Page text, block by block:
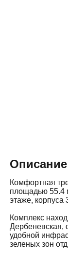
Комфортная
площадью 55.4
этаже,
Комплекс
Дербеневская,
удобной
зеленых зон